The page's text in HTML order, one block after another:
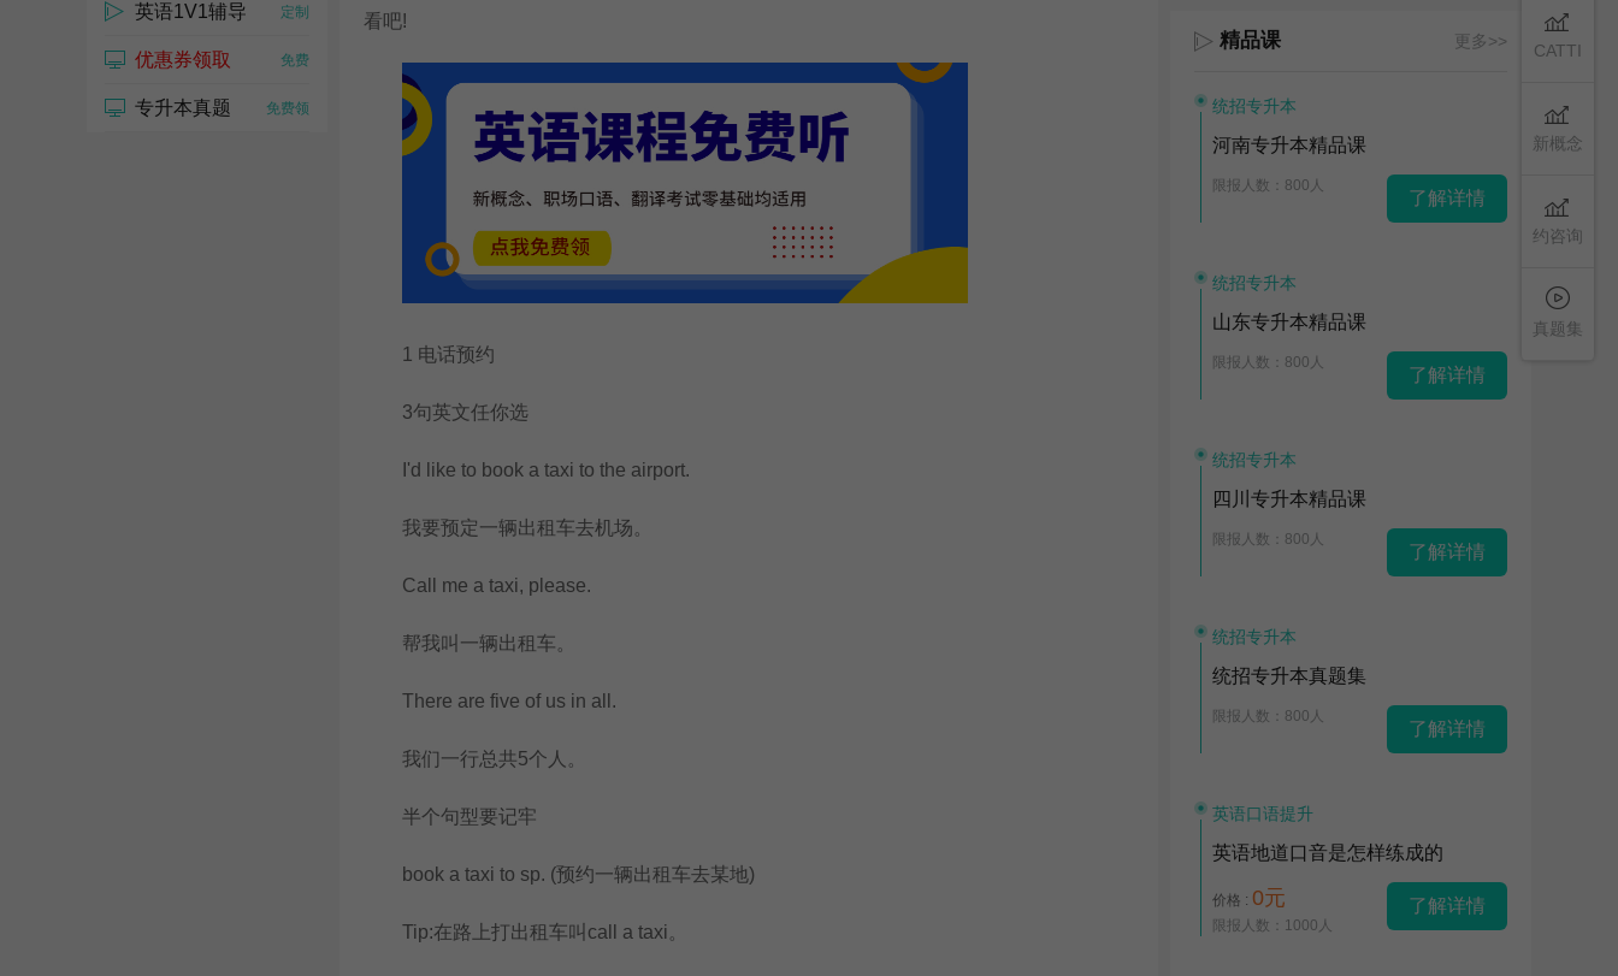
英语1V1辅导 定制
优惠券领取 免费
专升本真题 免费领
看吧!
1 电话预约
3句英文任你选
I'd like to book a taxi to the airport.
我要预定一辆出租车去机场。
Call me a taxi, please.
帮我叫一辆出租车。
There are five of us in all.
我们一行总共5个人。
半个句型要记牢
book a taxi to sp. (预约一辆出租车去某地)
Tip:在路上打出租车叫call a taxi。
CATTI
新概念
约咨询
真题集
精品课 更多>>
统招专升本
河南专升本精品课
限报人数：800人
了解详情
统招专升本
山东专升本精品课
限报人数：800人
了解详情
统招专升本
四川专升本精品课
限报人数：800人
了解详情
统招专升本
统招专升本真题集
限报人数：800人
了解详情
英语口语提升
英语地道口音是怎样练成的
价格 : 0元
限报人数：1000人
了解详情